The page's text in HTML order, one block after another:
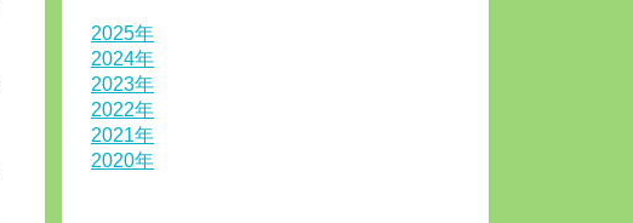
2025年
2024年
2023年
2022年
2021年
2020年